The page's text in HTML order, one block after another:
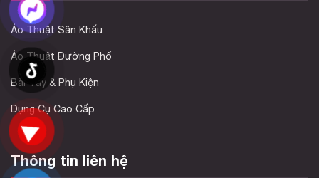
Ảo Thuật Sân Khấu
Ảo Thuật Đường Phố
Bài Tây & Phụ Kiện
Dụng Cụ Cao Cấp
Thông tin liên hệ